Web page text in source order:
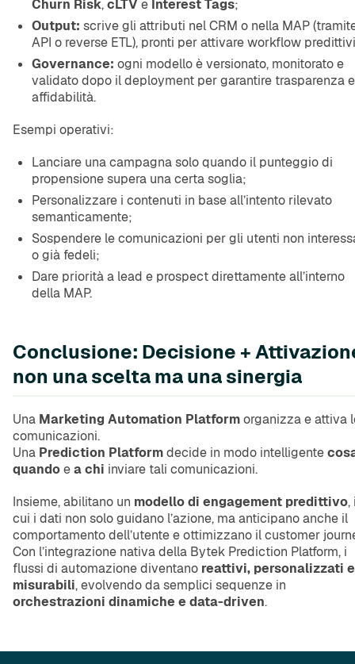
Churn Risk,cLTVe Interest Tags;
Output: scrive gli attributi nel CRM o nella MAP
API o reverse ETL), pronti per attivare workflow
Governance: ogni modello è versionato, monitorato e
validato dopo il deployment per garantire trasparenza e
affidabilità.
Esempi operativi:
Lanciare una campagna solo quando il punteggio di
propensione supera una certa soglia;
Personalizzare i contenuti in base all’intento rilevato
semanticamente;
Sospendere le comunicazioni per gli utenti non
o già fedeli;
Dare priorità a lead e prospect direttamente all’interno
della MAP.
Conclusione: Decisione +
non una scelta ma una sinergia
Una Marketing Automation Platformorganizza e attiva
comunicazioni.
Una Prediction Platformdecide in modo intelligente
quandoea chi inviare tali comunicazioni.
Insieme, abilitano un modello di engagement predittivo,
cui i dati non solo guidano l’azione, ma anticipano anche il
comportamento dell’utente e ottimizzano il customer
Con l’integrazione nativa della Bytek Prediction Platform, i
flussi di automazione diventano reattivi, personalizzati e
misurabili, evolvendo da semplici sequenze in
orchestrazioni dinamiche e data-driven.